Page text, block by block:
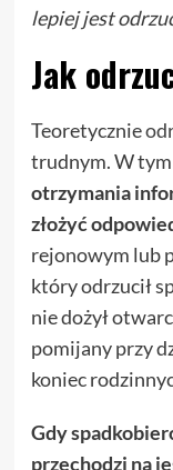
lepiej jest
Jak
Teoretycznie
trudnym. W
otrzymania
złożyć
rejonowym lub
który odrzucił
nie dożył
pomijany przy
koniec
Gdy
przechodzi na